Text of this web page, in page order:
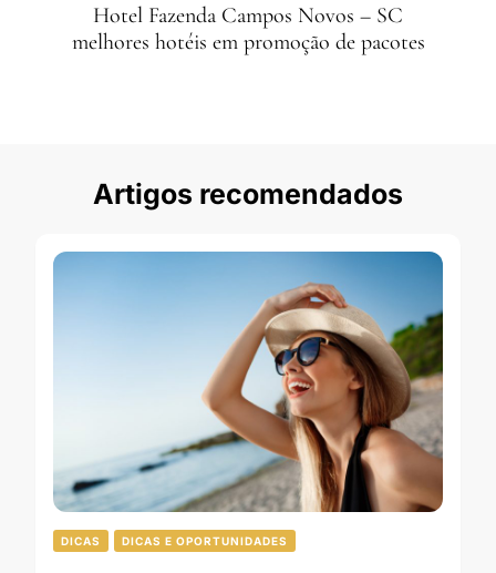
Hotel Fazenda Campos Novos – SC
melhores hotéis em promoção de pacotes
Artigos recomendados
DICAS DICAS E OPORTUNIDADES